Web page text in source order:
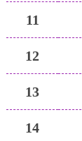
11
12
13
14